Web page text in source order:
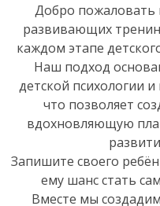
Добро пожаловать
развивающих
каждом этапе
Наш подход
детской психологии
что позволяет
вдохновляющую
Запишите своего
ему шанс стать
Вместе мы